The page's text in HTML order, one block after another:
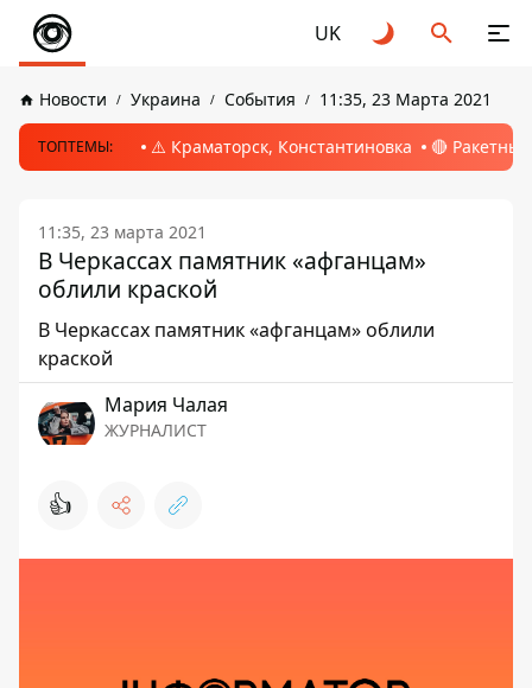
UK
Новости Украина События 11:35, 23 Марта 2021
ТОПТЕМЫ: ⚠️ Краматорск, Константиновка 🔴
11:35, 23 марта 2021
В Черкассах памятник «афганцам»
облили краской
В Черкассах памятник «афганцам» облили
краской
Мария Чалая
ЖУРНАЛИСТ
👍